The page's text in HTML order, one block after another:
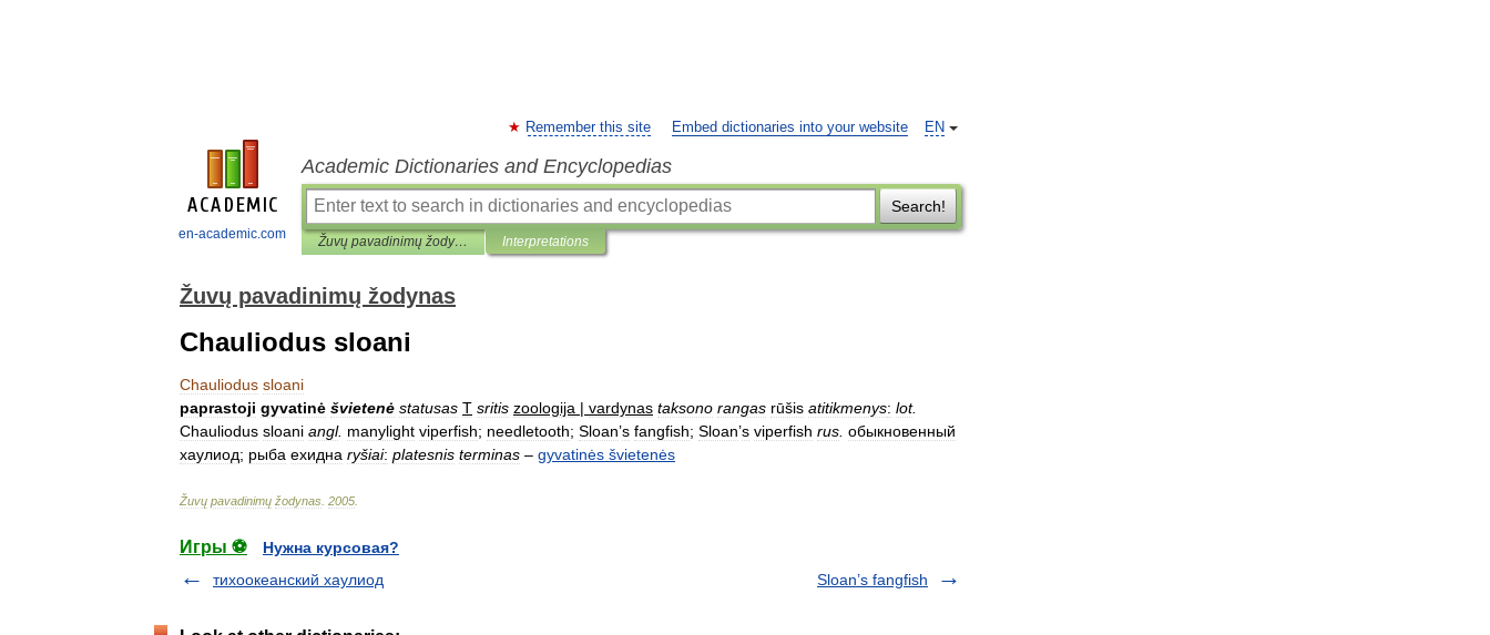
en-academic.com
EN
Remember this site Embed dictionaries into your website
Academic Dictionaries and Encyclopedias
Search!
Žuvų pavadinimų žodynas Interpretations
Žuvų pavadinimų žodynas
Chauliodus sloani
Chauliodus sloani
paprastoji gyvatinė švietenė statusas T sritis zoologija | vardynas taksono rangas rūšis atitikmenys: lot.
Chauliodus sloani angl. manylight viperfish; needletooth; Sloan’s fangfish; Sloan’s viperfish rus обыкновенный
хаулиод; рыба ехидна ryšiai: platesnis terminas – gyvatinės švietenės
Žuvų pavadinimų žodynas 2005
Игры ⚽
Нужна курсовая?
тихоокеанский хаулиод
Sloan’s fangfish